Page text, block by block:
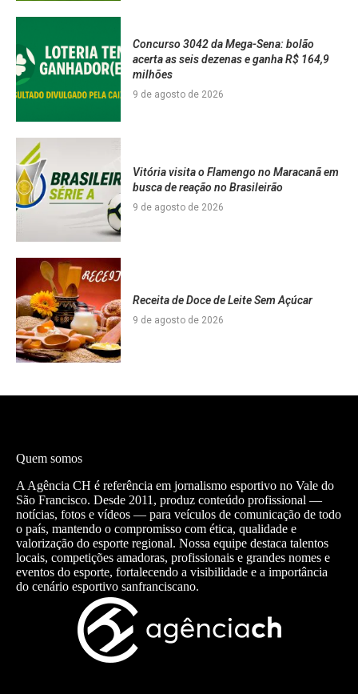
Concurso 3042 da Mega-Sena: bolão
acerta as seis dezenas e ganha R$ 164,9
milhões
9 de agosto de 2026
Vitória visita o Flamengo no Maracanã em
busca de reação no Brasileirão
9 de agosto de 2026
Receita de Doce de Leite Sem Açúcar
9 de agosto de 2026
Quem somos
A Agência CH é referência em jornalismo esportivo no Vale do
São Francisco. Desde 2011, produz conteúdo profissional —
notícias, fotos e vídeos — para veículos de comunicação de todo
o país, mantendo o compromisso com ética, qualidade e
valorização do esporte regional. Nossa equipe destaca talentos
locais, competições amadoras, profissionais e grandes nomes e
eventos do esporte, fortalecendo a visibilidade e a importância
do cenário esportivo sanfranciscano.